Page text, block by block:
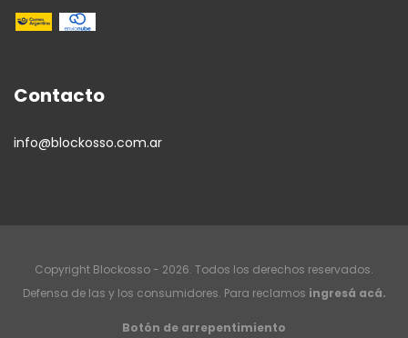
Contacto
info@blockosso.com.ar
Copyright Blockosso - 2026. Todos los derechos reservados.
Defensa de las y los consumidores. Para reclamos ingresá acá.
Botón de arrepentimiento